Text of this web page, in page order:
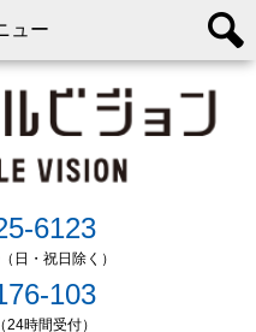
6123
日・祝日除く）
103
時間受付）
ュー